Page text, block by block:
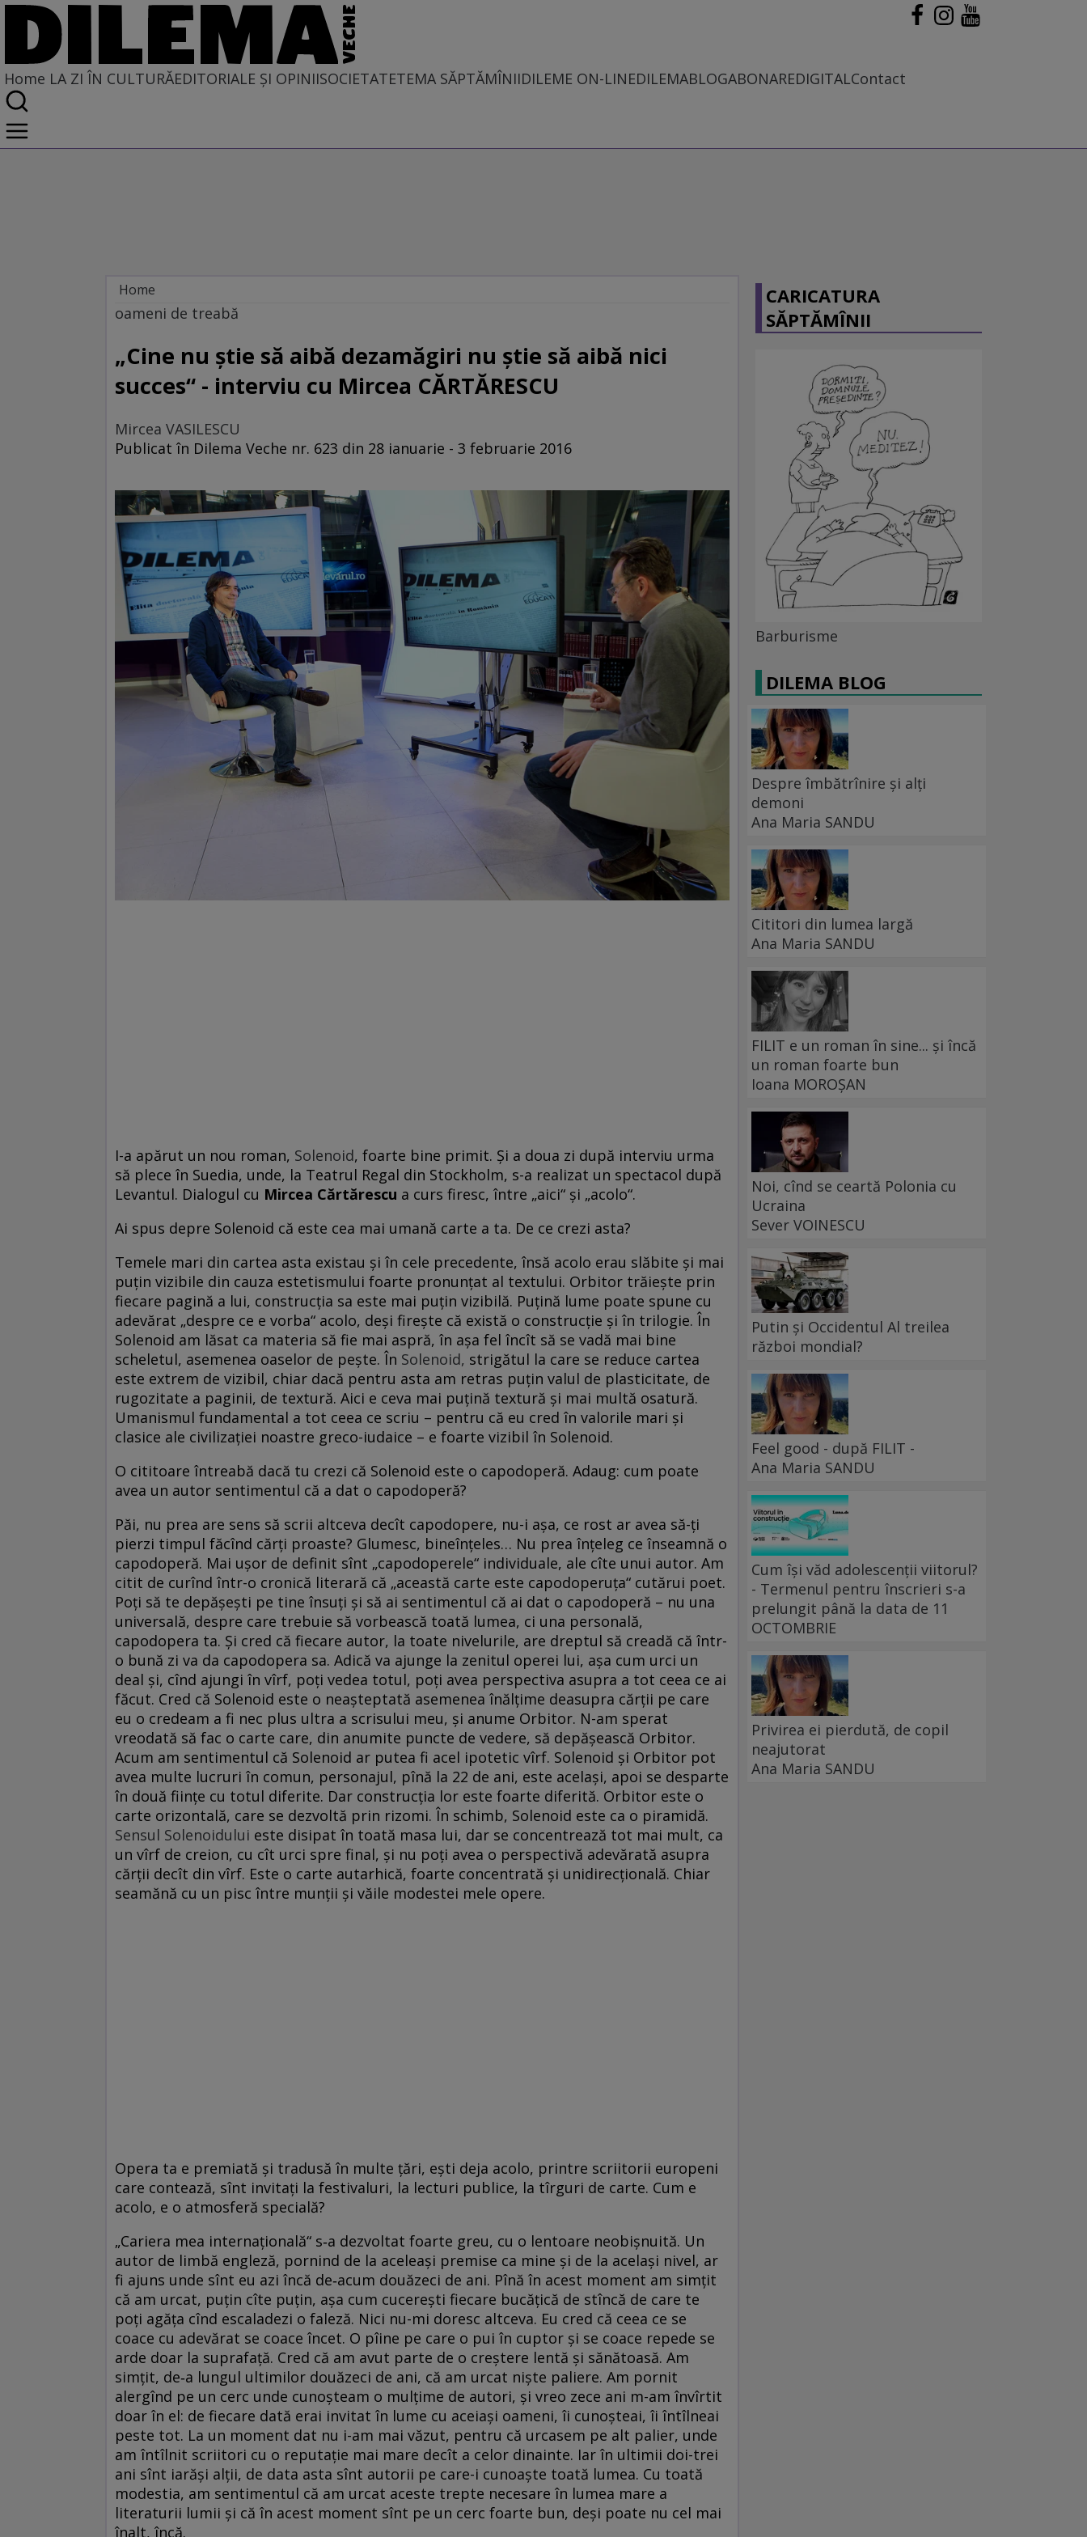
Home LA ZI ÎN CULTURĂEDITORIALE ȘI OPINIISOCIETATETEMA SĂPTĂMÎNIIDILEME ON-LINEDILEMABLOGABONAREDIGITALContact
Home
La zi în cultură
oameni de treabă
„Cine nu ştie să aibă dezamăgiri nu ştie să aibă nici
succes“ - interviu cu Mircea CĂRTĂRESCU
Mircea VASILESCU
Publicat în Dilema Veche nr. 623 din 28 ianuarie - 3 februarie 2016
I-a apărut un nou roman, Solenoid, foarte bine primit. Și a doua zi după interviu urma
să plece în Suedia, unde, la Teatrul Regal din Stockholm, s-a realizat un spectacol după
Levantul. Dialogul cu Mir­cea Cărtărescu a curs firesc, între „aici“ și „acolo“.
Ai spus depre Solenoid că este cea mai umană carte a ta. De ce crezi asta?
Temele mari din cartea asta existau și în cele precedente, însă acolo erau slăbite și mai
puțin vizibile din cauza estetismului foarte pronunțat al textului. Orbitor trăiește prin
fiecare pagină a lui, con­struc­ția sa este mai puțin vizibilă. Puțină lume poate spune cu
adevărat „despre ce e vorba“ acolo, deși firește că există o construcție și în trilogie. În
Solenoid am lăsat ca materia să fie mai aspră, în așa fel încît să se vadă mai bine
scheletul, asemenea oaselor de pește. În Solenoid, strigătul la care se reduce cartea
este extrem de vizibil, chiar dacă pentru asta am retras puțin valul de plasticitate, de
rugozitate a paginii, de textură. Aici e ceva mai puțină textură și mai multă osatură.
Umanismul fundamental a tot ceea ce scriu – pentru că eu cred în valorile mari și
clasice ale civilizației noastre greco-iudaice – e foarte vizibil în Solenoid.
O cititoare întreabă dacă tu crezi că Solenoid este o capodoperă. Adaug: cum poate
avea un autor sentimentul că a dat o capodoperă?
Păi, nu prea are sens să scrii altceva decît capodopere, nu-i așa, ce rost ar avea să-ți
pierzi timpul făcînd cărți proaste? Glumesc, bineînțeles… Nu prea înțeleg ce înseamnă o
capodoperă. Mai ușor de definit sînt „capodoperele“ individuale, ale cîte unui autor. Am
citit de curînd într-o cronică literară că „această carte este capodoperuța“ cutărui poet.
Poți să te depășești pe tine însuți și să ai sentimentul că ai dat o capodoperă – nu una
universală, despre care trebuie să vorbească toată lumea, ci una personală,
capodopera ta. Și cred că fiecare autor, la toate nivelurile, are dreptul să creadă că într-
o bună zi va da capodopera sa. Adică va ajunge la zenitul operei lui, așa cum urci un
deal și, cînd ajungi în vîrf, poți vedea totul, poți avea perspectiva asupra a tot ceea ce ai
făcut. Cred că Solenoid este o neașteptată asemenea înălțime deasupra cărții pe care
eu o credeam a fi nec plus ultra a scrisului meu, și anume Orbitor. N-am sperat
vreodată să fac o carte care, din anumite puncte de vedere, să depășească Orbitor.
Acum am sentimentul că Solenoid ar putea fi acel ipotetic vîrf. Solenoid și Orbitor pot
avea multe lucruri în comun, personajul, pînă la 22 de ani, este același, apoi se desparte
în două ființe cu totul diferite. Dar construcția lor este foarte diferită. Orbitor este o
carte orizontală, care se dezvoltă prin rizomi. În schimb, Solenoid este ca o piramidă.
Sensul Solenoidului este disipat în toată masa lui, dar se concentrează tot mai mult, ca
un vîrf de creion, cu cît urci spre final, și nu poți avea o perspectivă adevărată asupra
cărții decît din vîrf. Este o carte autarhică, foarte concentrată și unidirecțională. Chiar
seamănă cu un pisc între munții și văile modestei mele opere.
Opera ta e premiată și tradusă în multe țări, ești deja acolo, printre scriitorii europeni
care contează, sînt invitați la festivaluri, la lecturi publice, la tîrguri de carte. Cum e
acolo, e o atmosferă specială?
„Cariera mea internațională“ s‑a dez­vol­tat foarte greu, cu o lentoare neobișnuită. Un
autor de limbă engleză, pornind de la aceleași premise ca mine și de la același nivel, ar
fi ajuns unde sînt eu azi încă de‑acum douăzeci de ani. Pînă în acest moment am simțit
că am urcat, puțin cîte puțin, așa cum cucerești fiecare bucățică de stîncă de care te
poți agăța cînd escaladezi o faleză. Nici nu-mi doresc altceva. Eu cred că ceea ce se
coace cu adevărat se coace încet. O pîine pe care o pui în cuptor și se coace repede se
arde doar la suprafață. Cred că am avut parte de o creștere lentă și sănătoasă. Am
simțit, de‑a lungul ultimilor douăzeci de ani, că am urcat niște paliere. Am pornit
alergînd pe un cerc unde cunoșteam o mulțime de autori, și vreo zece ani m-am învîrtit
doar în el: de fiecare dată erai invitat în lume cu aceiași oameni, îi cunoșteai, îi întîlneai
peste tot. La un moment dat nu i-am mai văzut, pentru că urcasem pe alt palier, unde
am întîlnit scriitori cu o reputație mai mare decît a celor dinainte. Iar în ultimii doi-trei
ani sînt iarăși alții, de data asta sînt autorii pe care-i cunoaște toată lumea. Cu toată
modestia, am sentimentul că am urcat aceste trepte necesare în lumea mare a
literaturii lumii și că în acest moment sînt pe un cerc foarte bun, deși poate nu cel mai
înalt, încă.
CARICATURA
SĂPTĂMÎNII
Barburisme
DILEMA BLOG
Despre îmbătrînire și alți
demoni
Ana Maria SANDU
Cititori din lumea largă
Ana Maria SANDU
FILIT e un roman în sine... și încă
un roman foarte bun
Ioana MOROȘAN
Noi, cînd se ceartă Polonia cu
Ucraina
Sever VOINESCU
Putin și Occidentul Al treilea
război mondial?
Feel good - după FILIT -
Ana Maria SANDU
Cum își văd adolescenții viitorul?
- Termenul pentru înscrieri s-a
prelungit până la data de 11
OCTOMBRIE
Privirea ei pierdută, de copil
neajutorat
Ana Maria SANDU